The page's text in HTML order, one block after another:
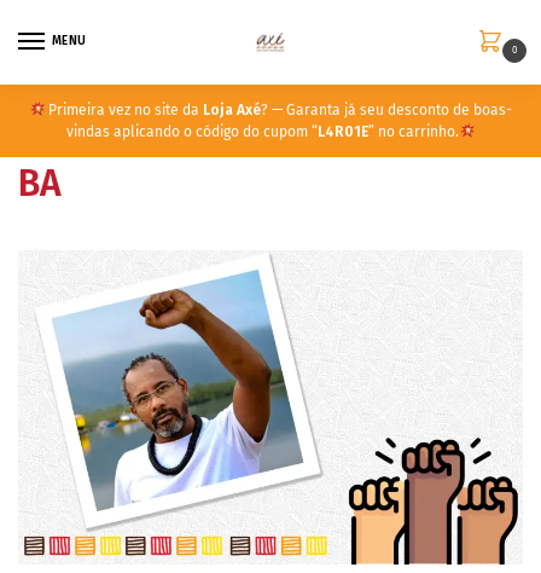
MENU
0
Primeira vez no site da Loja Axé? — Garanta já seu desconto de boas-
vindas aplicando o código do cupom “ L4R01E” no carrinho.
BA